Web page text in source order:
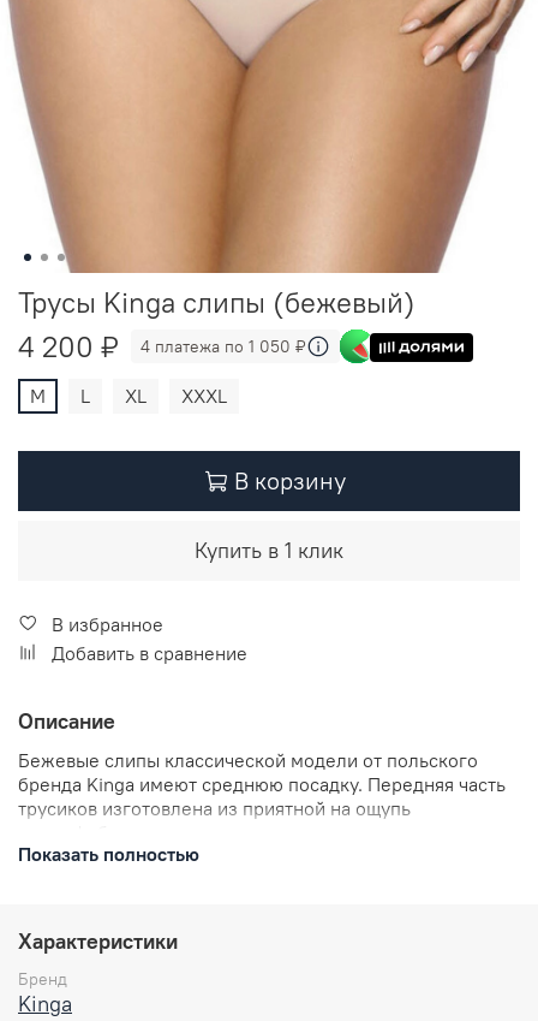
Трусы Kinga слипы (бежевый)
4 200 ₽
4 платежа по 1 050 ₽
M L XL XXXL
В корзину
Купить в 1 клик
В избранное
Добавить в сравнение
Описание
Бежевые слипы классической модели от польского
бренда Kinga имеют среднюю посадку. Передняя часть
трусиков изготовлена из приятной на ощупь
геометрическими узорами. Белье будет удобным в
Ластовица хлопковая.
Показать полностью
Характеристики
Бренд
Kinga